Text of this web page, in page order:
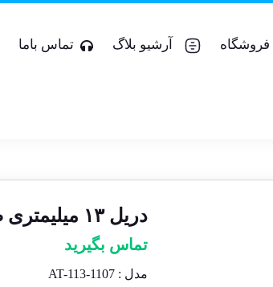
فروشگاه آرشیو بلاگ تماس باما
دریل ۱۳ میلیمتری ضربه ای اتومات ۸۵۰W ATPro
تماس بگیرید
مدل : AT-113-1107